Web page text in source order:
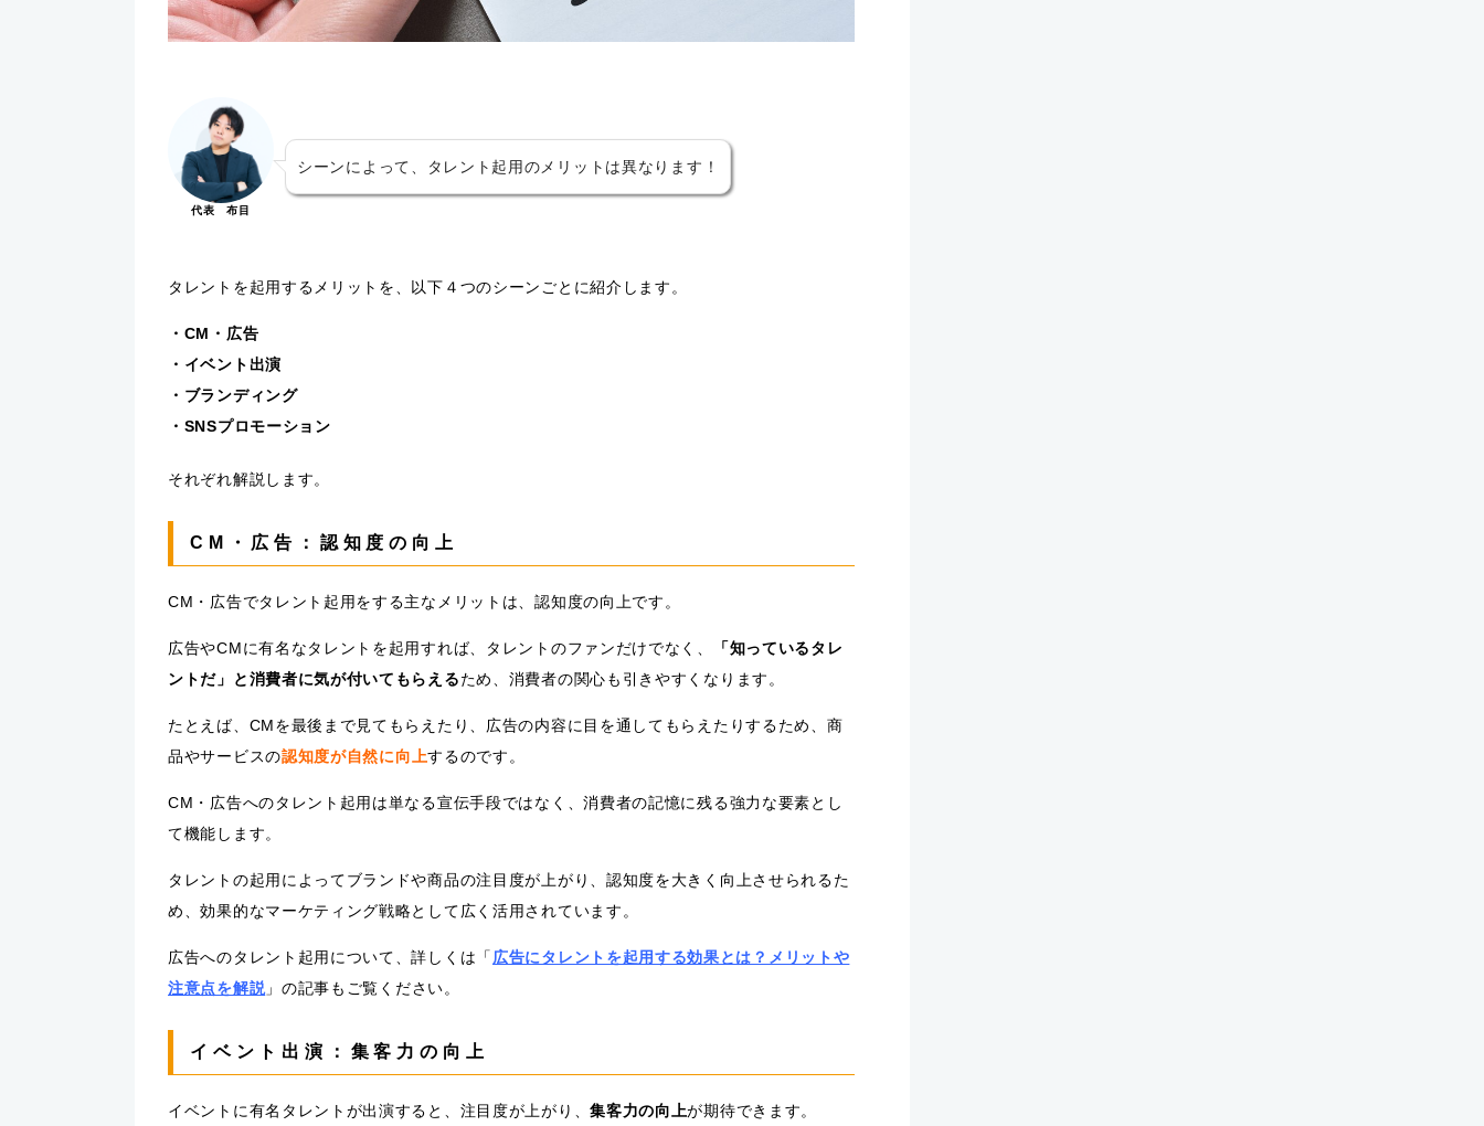
代表 布目
シーンによって、タレント起用のメリットは異なります！
タレントを起用するメリットを、以下４つのシーンごとに紹介します。
・CM・広告
・イベント出演
・ブランディング
・SNSプロモーション
それぞれ解説します。
CM・広告：認知度の向上
CM・広告でタレント起用をする主なメリットは、認知度の向上です。
広告やCMに有名なタレントを起用すれば、タレントのファンだけでなく、
「知っているタレ
ントだ」と消費者に気が付いてもらえるため、消費者の関心も引きやすくなります。
たとえば、CMを最後まで見てもらえたり、広告の内容に目を通してもらえたりするため、商
品やサービスの認知度が自然に向上するのです。
CM・広告へのタレント起用は単なる宣伝手段ではなく、消費者の記憶に残る強力な要素とし
て機能します。
タレントの起用によってブランドや商品の注目度が上がり、認知度を大きく向上させられるた
め、効果的なマーケティング戦略として広く活用されています。
広告へのタレント起用について、詳しくは「 広告にタレントを起用する効果とは？メリットや
注意点を解説」の記事もご覧ください。
イベント出演：集客力の向上
イベントに有名タレントが出演すると、注目度が上がり、集客力の向上が期待できます。